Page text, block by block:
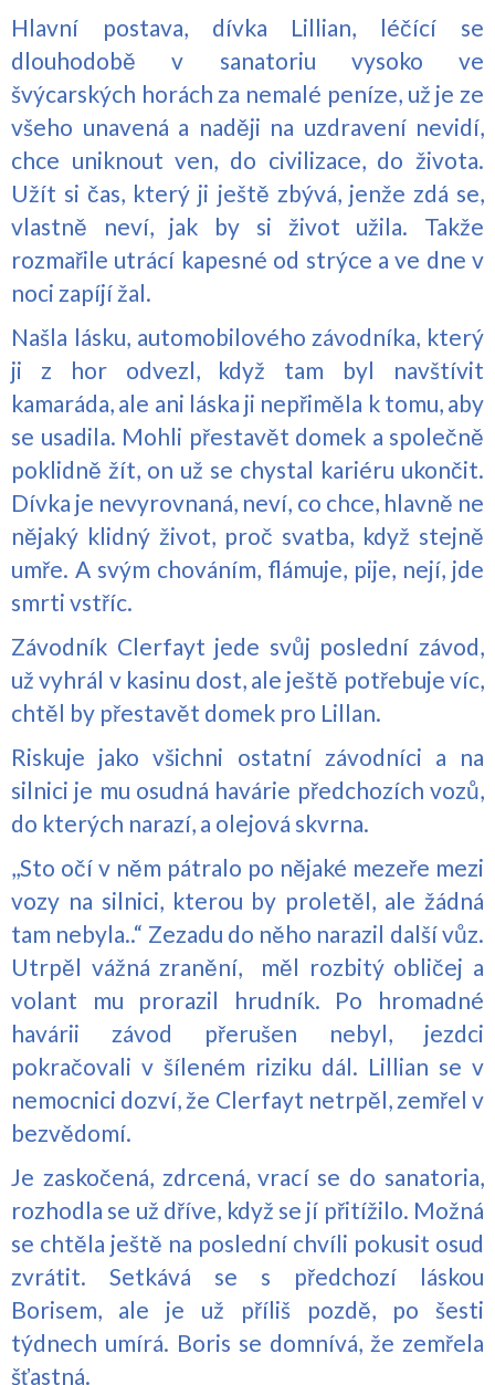
Hlavní postava, dívka Lillian, léčící se
dlouhodobě v sanatoriu vysoko ve
švýcarských horách za nemalé peníze, už je ze
všeho unavená a naději na uzdravení nevidí,
chce uniknout ven, do civilizace, do života.
Užít si čas, který ji ještě zbývá, jenže zdá se,
vlastně neví, jak by si život užila. Takže
rozmařile utrácí kapesné od strýce a ve dne v
noci zapíjí žal.
Našla lásku, automobilového závodníka, který
ji z hor odvezl, když tam byl navštívit
kamaráda, ale ani láska ji nepřiměla k tomu, aby
se usadila. Mohli přestavět domek a společně
poklidně žít, on už se chystal kariéru ukončit.
Dívka je nevyrovnaná, neví, co chce, hlavně ne
nějaký klidný život, proč svatba, když stejně
umře. A svým chováním, flámuje, pije, nejí, jde
smrti vstříc.
Závodník Clerfayt jede svůj poslední závod,
už vyhrál v kasinu dost, ale ještě potřebuje víc,
chtěl by přestavět domek pro Lillan.
Riskuje jako všichni ostatní závodníci a na
silnici je mu osudná havárie předchozích vozů,
do kterých narazí, a olejová skvrna.
,,Sto očí v něm pátralo po nějaké mezeře mezi
vozy na silnici, kterou by proletěl, ale žádná
tam nebyla..“ Zezadu do něho narazil další vůz.
Utrpěl vážná zranění, měl rozbitý obličej a
volant mu prorazil hrudník. Po hromadné
havárii závod přerušen nebyl, jezdci
pokračovali v šíleném riziku dál. Lillian se v
nemocnici dozví, že Clerfayt netrpěl, zemřel v
bezvědomí.
Je zaskočená, zdrcená, vrací se do sanatoria,
rozhodla se už dříve, když se jí přitížilo. Možná
se chtěla ještě na poslední chvíli pokusit osud
zvrátit. Setkává se s předchozí láskou
Borisem, ale je už příliš pozdě, po šesti
týdnech umírá. Boris se domnívá, že zemřela
šťastná.